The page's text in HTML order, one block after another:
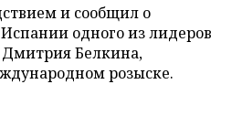
и сообщил о
одного из лидеров
Дмитрия Белкина,
розыске.